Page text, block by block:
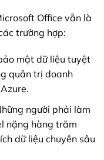
Office vẫn là
trường hợp:
mật dữ liệu tuyệt
quản trị doanh
người phải làm
nặng hàng trăm
dữ liệu chuyên sâu